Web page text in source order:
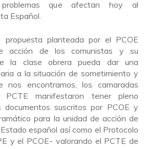
que afectan hoy al
Español.
planteada por el PCOE
acción de los comunistas y su
la clase obrera pueda dar una
a la situación de sometimiento y
nos encontramos, los camaradas
PCTE manifestaron tener pleno
documentos suscritos por PCOE y
para la unidad de acción de
español así como el Protocolo
y el PCOE- valorando el PCTE de